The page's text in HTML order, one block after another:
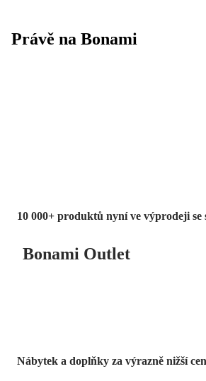
Právě na Bonami
10 000+ produktů nyní ve výprodeji se
Bonami Outlet
Nábytek a doplňky za výrazně nižší